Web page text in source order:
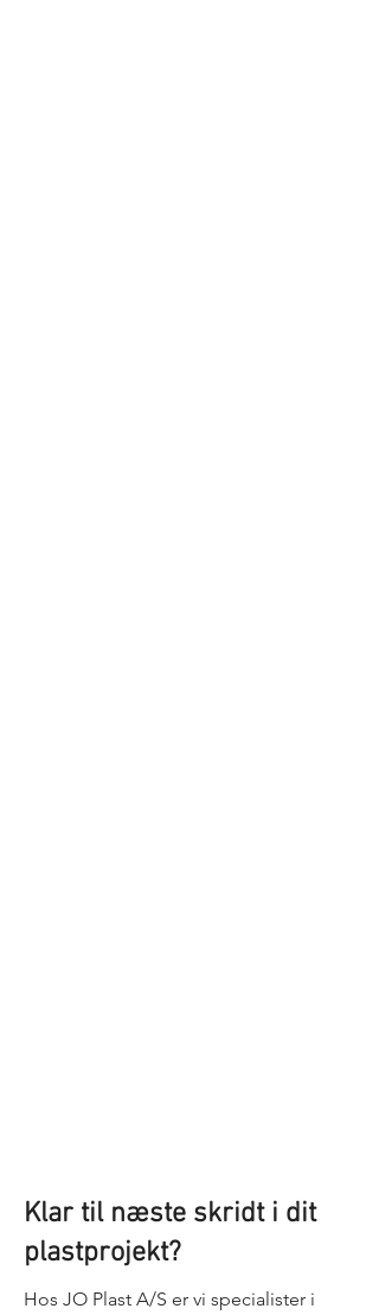
Klar til næste skridt i dit
plastprojekt?
Hos JO Plast A/S er vi specialister i